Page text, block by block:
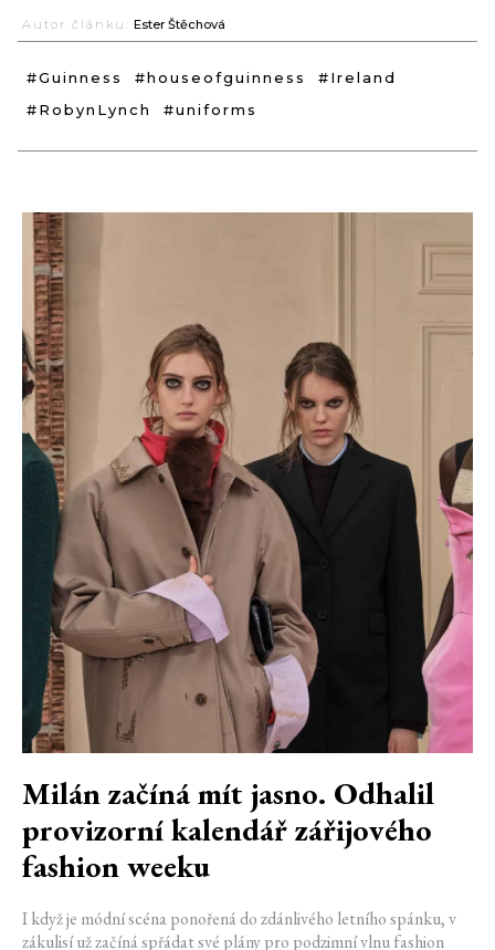
Autor článku: Ester Štěchová
#Guinness #houseofguinness
#Ireland
#RobynLynch
#uniforms
Milán začíná mít jasno. Odhalil
provizorní kalendář zářijového
fashion weeku
I když je módní scéna ponořená do zdánlivého letního spánku, v
zákulisí už začíná spřádat své plány pro podzimní vlnu fashion